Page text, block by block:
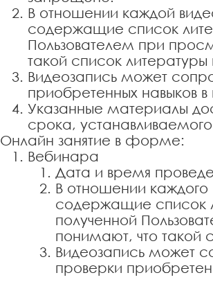
В отношении каждой
содержащие список
Пользователем при
такой список
Видеозапись может
приобретенных навыков
Указанные материалы
срока,
Онлайн занятие в форме:
Вебинара
Дата и время
В отношении
содержащие список
полученной
понимают, что такой
Видеозапись может
проверки